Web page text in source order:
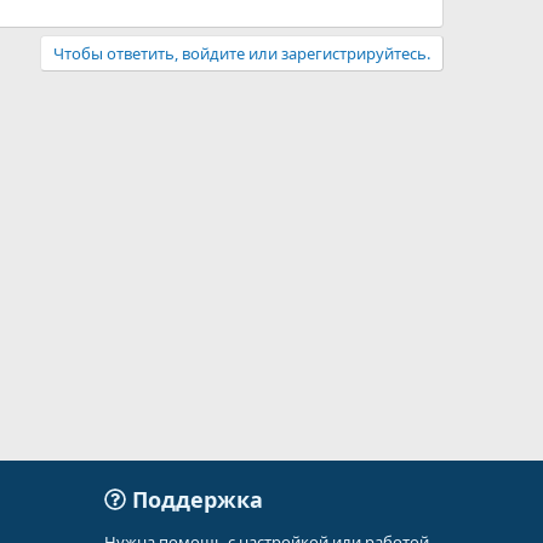
Чтобы ответить, войдите или зарегистрируйтесь.
Поддержка